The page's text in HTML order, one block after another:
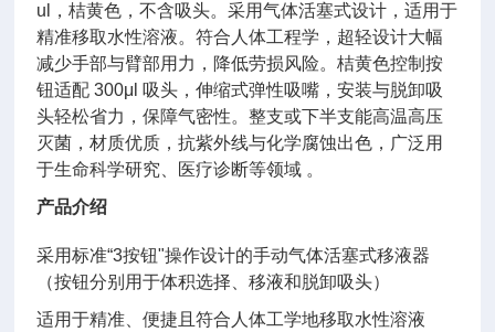
ul，桔黄色，不含吸头。采用气体活塞式设计，适用于
精准移取水性溶液。符合人体工程学，超轻设计大幅
减少手部与臂部用力，降低劳损风险。桔黄色控制按
钮适配 300μl 吸头，伸缩式弹性吸嘴，安装与脱卸吸
头轻松省力，保障气密性。整支或下半支能高温高压
灭菌，材质优质，抗紫外线与化学腐蚀出色，广泛用
于生命科学研究、医疗诊断等领域 。
产品介绍
采用标准“3按钮"操作设计的手动气体活塞式移液器
（按钮分别用于体积选择、移液和脱卸吸头）
适用于精准、便捷且符合人体工学地移取水性溶液